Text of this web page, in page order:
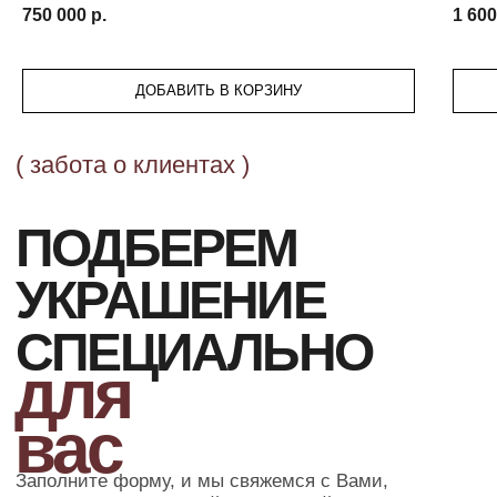
750 000 р.
ДОБАВИТЬ В КОРЗИНУ
1
Добавьте товар в корзину и введите
свои контактные данные
во всплывающем окне
ОФОРМЛЕНИЕ ЗАКАЗА